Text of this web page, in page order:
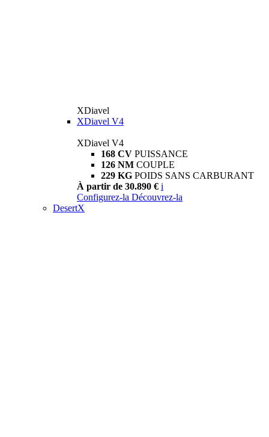
XDiavel
XDiavel V4
XDiavel V4
168 CV PUISSANCE
126 NM COUPLE
229 KG POIDS SANS CARBURANT
À partir de 30.890 € i
Configurez-la Découvrez-la
DesertX